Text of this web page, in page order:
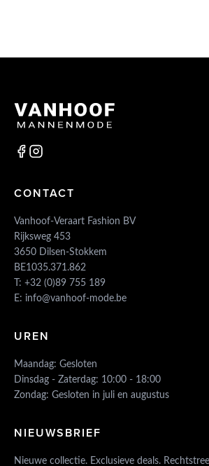
CONTACT
Vanhoof-Veraart Fashion BV
Rijksweg 453
3650 Dilsen-Stokkem
BE1035.371.862
T: +32 (0)89 755 189
E: info@vanhoof-mode.be
UREN
Maandag: Gesloten
Dinsdag - Zaterdag: 10:00 - 18:00
Zondag: Gesloten in juli en augustus
NIEUWSBRIEF
Nieuwe collectie. Exclusieve deals.